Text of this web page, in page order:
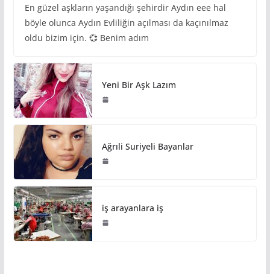
En güzel aşkların yaşandığı şehirdir Aydın eee hal
böyle olunca Aydın Evliliğin açılması da kaçınılmaz
oldu bizim için. 💞 Benim adım
Yeni Bir Aşk Lazım
Ağrıli Suriyeli Bayanlar
iş arayanlara iş